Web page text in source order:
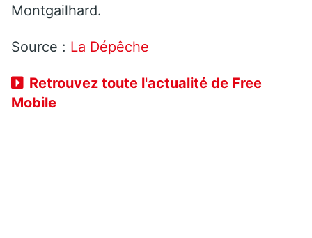
Montgailhard.
Source : La Dépêche
Retrouvez toute l'actualité de Free
Mobile